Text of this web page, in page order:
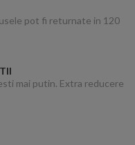
pot fi returnate in 120
mai putin. Extra reducere